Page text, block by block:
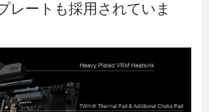
レートも採用されていま